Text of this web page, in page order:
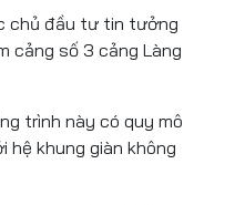
chủ đầu tư tin tưởng
cảng số 3 cảng Làng
trình này có quy mô
khung giàn không